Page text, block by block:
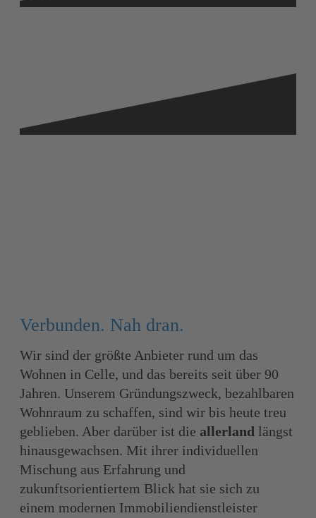
Verbunden. Nah dran.
Wir sind der größte Anbieter rund um das
Wohnen in Celle, und das bereits seit über 90
Jahren. Unserem Gründungszweck, bezahlbaren
Wohnraum zu schaffen, sind wir bis heute treu
geblieben. Aber darüber ist die allerland längst
hinausgewachsen. Mit ihrer individuellen
Mischung aus Erfahrung und
zukunftsorientiertem Blick hat sie sich zu
einem modernen Immobiliendienstleister